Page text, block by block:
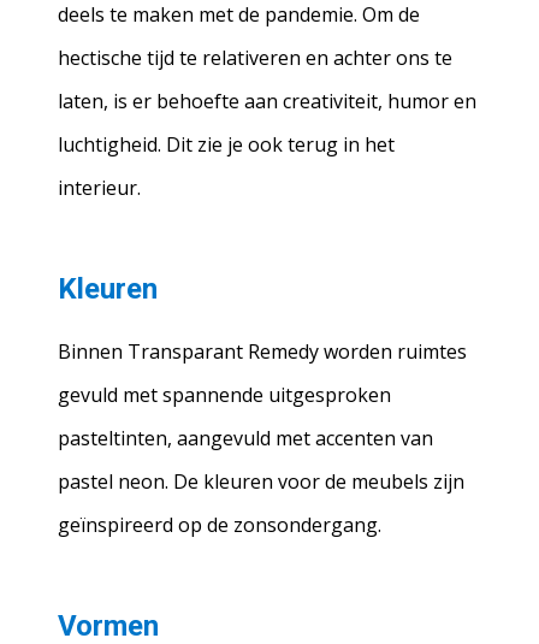
deels te maken met de pandemie. Om de
hectische tijd te relativeren en achter ons te
laten, is er behoefte aan creativiteit, humor en
luchtigheid. Dit zie je ook terug in het
interieur.
Kleuren
Binnen Transparant Remedy worden ruimtes
gevuld met spannende uitgesproken
pasteltinten, aangevuld met accenten van
pastel neon. De kleuren voor de meubels zijn
geïnspireerd op de zonsondergang.
Vormen